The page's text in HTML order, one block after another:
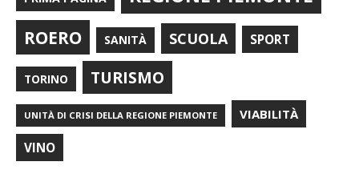
ROERO SANITÀ SCUOLA SPORT
TORINO TURISMO
UNITÀ DI CRISI DELLA REGIONE PIEMONTE VIABILITÀ
VINO